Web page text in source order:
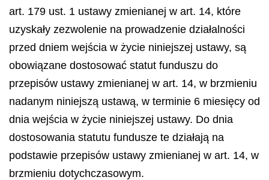
art. 179 ust. 1 ustawy zmienianej w art. 14, które
uzyskały zezwolenie na prowadzenie działalności
przed dniem wejścia w życie niniejszej ustawy, są
obowiązane dostosować statut funduszu do
przepisów ustawy zmienianej w art. 14, w brzmieniu
nadanym niniejszą ustawą, w terminie 6 miesięcy od
dnia wejścia w życie niniejszej ustawy. Do dnia
dostosowania statutu fundusze te działają na
podstawie przepisów ustawy zmienianej w art. 14, w
brzmieniu dotychczasowym.